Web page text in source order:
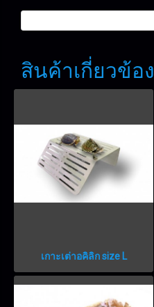
สินค้าเกี่ยวข้อง
เกาะเต่าอคิลิก size L